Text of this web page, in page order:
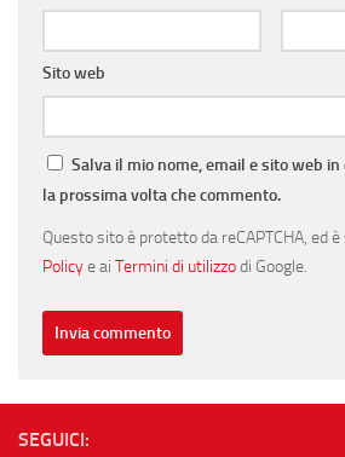
Sito web
Salva il mio nome, email e sito web
la prossima volta che commento.
Questo sito è protetto da reCAPTCHA, ed
Policye ai Termini di utilizzodi Google.
SEGUICI: